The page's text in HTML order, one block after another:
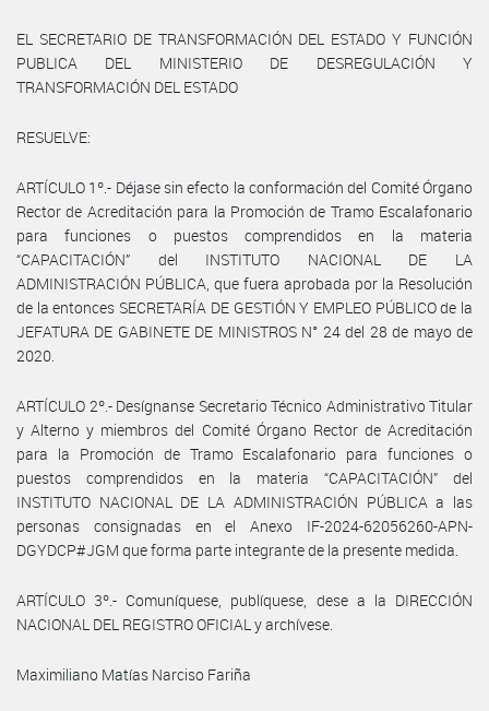
EL SECRETARIO DE TRANSFORMACIÓN DEL ESTADO Y FUNCIÓN
PUBLICA DEL MINISTERIO DE DESREGULACIÓN Y
TRANSFORMACIÓN DEL ESTADO
RESUELVE:
ARTÍCULO 1º.- Déjase sin efecto la conformación del Comité Órgano
Rector de Acreditación para la Promoción de Tramo Escalafonario
para funciones o puestos comprendidos en la materia
“CAPACITACIÓN” del INSTITUTO NACIONAL DE LA
ADMINISTRACIÓN PÚBLICA, que fuera aprobada por la Resolución
de la entonces SECRETARÍA DE GESTIÓN Y EMPLEO PÚBLICO de la
JEFATURA DE GABINETE DE MINISTROS N° 24 del 28 de mayo de
2020.
ARTÍCULO 2º.- Desígnanse Secretario Técnico Administrativo Titular
y Alterno y miembros del Comité Órgano Rector de Acreditación
para la Promoción de Tramo Escalafonario para funciones o
puestos comprendidos en la materia “CAPACITACIÓN” del
INSTITUTO NACIONAL DE LA ADMINISTRACIÓN PÚBLICA a las
personas consignadas en el Anexo IF-2024-62056260-APN-
DGYDCP#JGM que forma parte integrante de la presente medida.
ARTÍCULO 3º.- Comuníquese, publíquese, dese a la DIRECCIÓN
NACIONAL DEL REGISTRO OFICIAL y archívese.
Maximiliano Matías Narciso Fariña